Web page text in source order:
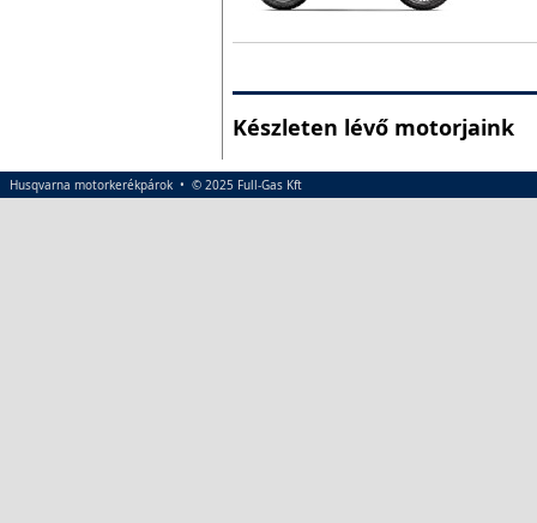
Készleten lévő motorjaink
Husqvarna motorkerékpárok • © 2025 Full-Gas Kft